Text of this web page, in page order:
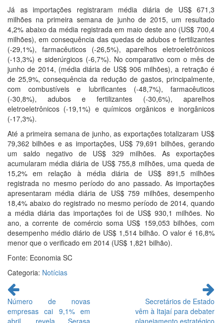
Já as importações registraram média diária de US$ 671,3
milhões na primeira semana de junho de 2015, um resultado
4,2% abaixo da média registrada em maio deste ano (US$ 700,4
milhões), em consequência das quedas de adubos e fertilizantes
(-29,1%), farmacêuticos (-26,5%), aparelhos eletroeletrônicos
(-13,3%) e siderúrgicos (-6,7%). No comparativo com o mês de
junho de 2014, (média diária de US$ 906 milhões), a retração é
de 25,9%, consequência da redução de gastos, principalmente,
com combustíveis e lubrificantes (-48,7%), farmacêuticos
(-30,8%), adubos e fertilizantes (-30,6%), aparelhos
eletroeletrônicos (-19,1%) e químicos orgânicos e inorgânicos
(-17,3%).
Até a primeira semana de junho, as exportações totalizaram US$
79,362 bilhões e as importações, US$ 79,691 bilhões, gerando
um saldo negativo de US$ 329 milhões. As exportações
acumularam média diária de US$ 755,8 milhões, uma queda de
15,2% em relação à média diária de US$ 891,5 milhões
registrada no mesmo período do ano passado. As importações
apresentaram média diária de US$ 759 milhões, desempenho
18,4% abaixo do registrado no mesmo período de 2014, quando
a média diária das importações foi de US$ 930,1 milhões. No
ano, a corrente de comércio soma US$ 159,053 bilhões, com
desempenho médio diário de US$ 1,514 bilhão. O valor é 16,8%
menor que o verificado em 2014 (US$ 1,821 bilhão).
Fonte: Economia SC
Categoria: Notícias
Continue
lendo
Número de novas
empresas cai 9,1% em
abril, revela Serasa
Secretários de Estado
vêm à Itajaí para debater
planejamento estratégico